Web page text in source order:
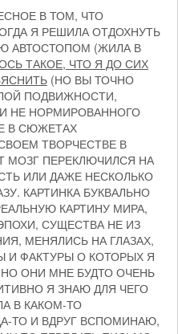
В ТОМ, ЧТО
Я РЕШИЛА ОТДОХНУТЬ
АВТОСТОПОМ (ЖИЛА В
ТАКОЕ, ЧТО Я ДО СИХ
(НО ВЫ ТОЧНО
ПОДВИЖНОСТИ,
НЕ НОРМИРОВАННОГО
В СЮЖЕТАХ
ТВОРЧЕСТВЕ В
МОЗГ ПЕРЕКЛЮЧИЛСЯ НА
ИЛИ ДАЖЕ НЕСКОЛЬКО
КАРТИНКА БУКВАЛЬНО
КАРТИНУ МИРА,
СУЩЕСТВА НЕ ИЗ
МЕНЯЛИСЬ НА ГЛАЗАХ,
И ФАКТУРЫ О КОТОРЫХ Я
ОНИ МНЕ БУДТО ОЧЕНЬ
Я ЗНАЮ ДЛЯ ЧЕГО
В КАКОМ-ТО
ТО И ВДРУГ ВСПОМИНАЮ,